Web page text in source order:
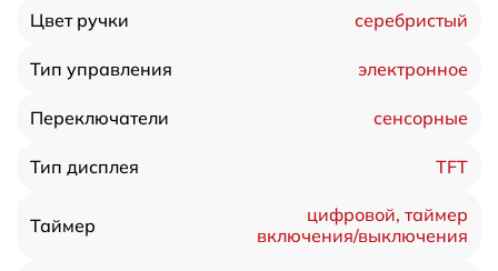
Цвет ручки серебристый
Тип управления электронное
Переключатели сенсорные
Тип дисплея TFT
Таймер
цифровой, таймер
включения/выключения